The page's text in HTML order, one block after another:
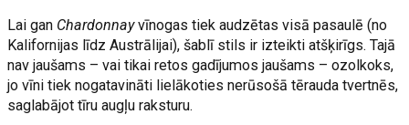
Lai gan Chardonnayvīnogas tiek audzētas visā pasaulē (no
Kalifornijas līdz Austrālijai), šablī stils ir izteikti atšķirīgs. Tajā
nav jaušams – vai tikai retos gadījumos jaušams – ozolkoks,
jo vīni tiek nogatavināti lielākoties nerūsošā tērauda tvertnēs,
saglabājot tīru augļu raksturu.